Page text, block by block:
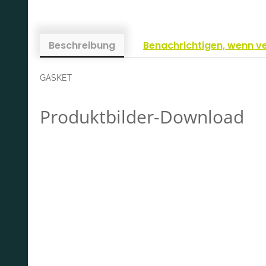
Beschreibung Benachrichtigen, wenn
GASKET
Produktbilder-Download